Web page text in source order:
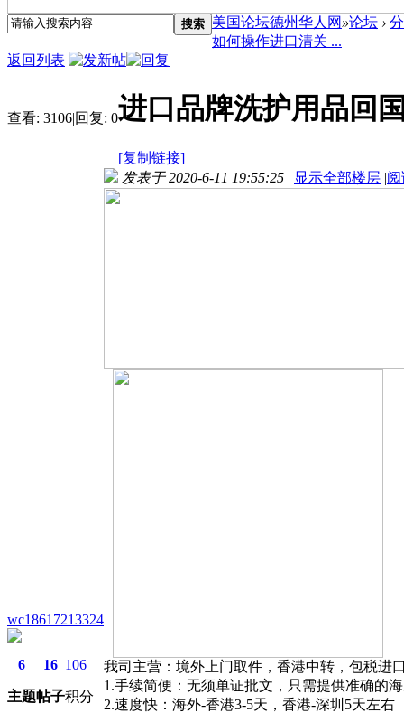
搜索 美国论坛德州华人网 »论坛 ›
如何操作进口清关 ...
返回列表
查看: 3106|回复: 0进口品牌洗护用品回
[复制链接]
wc18617213324
6
主题
16
帖子
106
积分
发表于 2020-6-11 19:55:25 | 显示全部楼层 |
我司主营：境外上门取件，香港中转，包税进
1.手续简便：无须单证批文，只需提供准确的
2.速度快：海外-香港3-5天，香港-深圳5天左右